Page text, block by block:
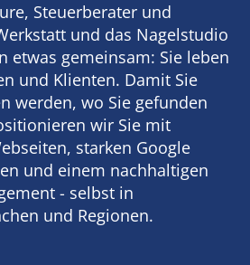
Steuerberater und
und das Nagelstudio
etwas gemeinsam: Sie leben
und Klienten. Damit Sie
werden, wo Sie gefunden
wir Sie mit
starken Google
und einem nachhaltigen
- selbst in
und Regionen.